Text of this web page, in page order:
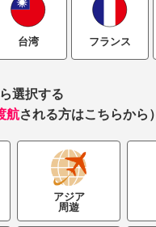
台湾 フランス
選択する
航される方はこちらから）
アジア
周遊